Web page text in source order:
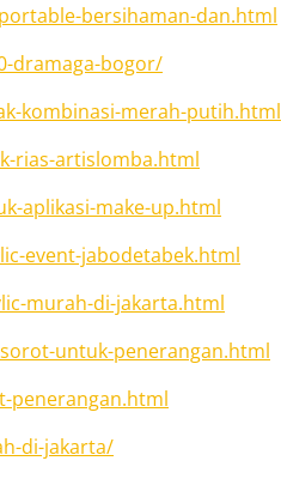
bersihaman-dan.html
dramaga-bogor/
kombinasi-merah-putih.html
rias-artislomba.html
aplikasi-make-up.html
event-jabodetabek.html
murah-di-jakarta.html
untuk-penerangan.html
penerangan.html
di-jakarta/